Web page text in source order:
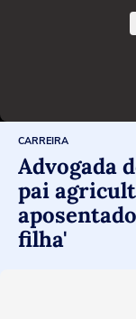
CARREIRA
Advogada
pai
filha'